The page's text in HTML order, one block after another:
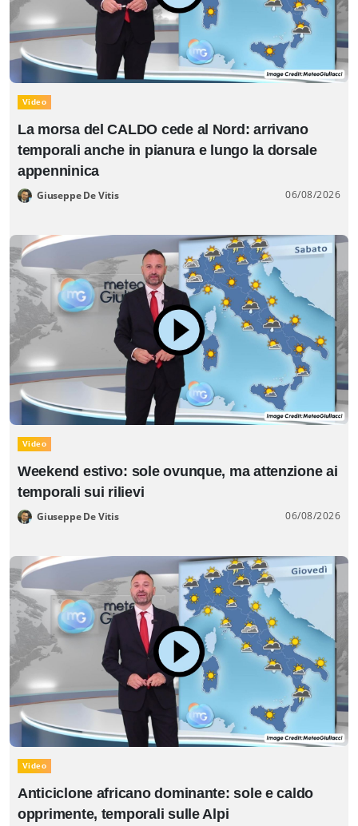
Video
La morsa del CALDO cede al Nord: arrivano
temporali anche in pianura e lungo la dorsale
appenninica
Giuseppe De Vitis 06/08/2026
Video
Weekend estivo: sole ovunque, ma attenzione ai
temporali sui rilievi
Giuseppe De Vitis 06/08/2026
Video
Anticiclone africano dominante: sole e caldo
opprimente, temporali sulle Alpi